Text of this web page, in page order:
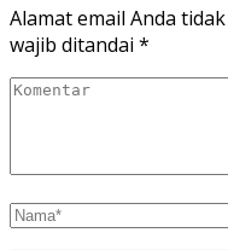
Alamat email Anda
wajib ditandai *